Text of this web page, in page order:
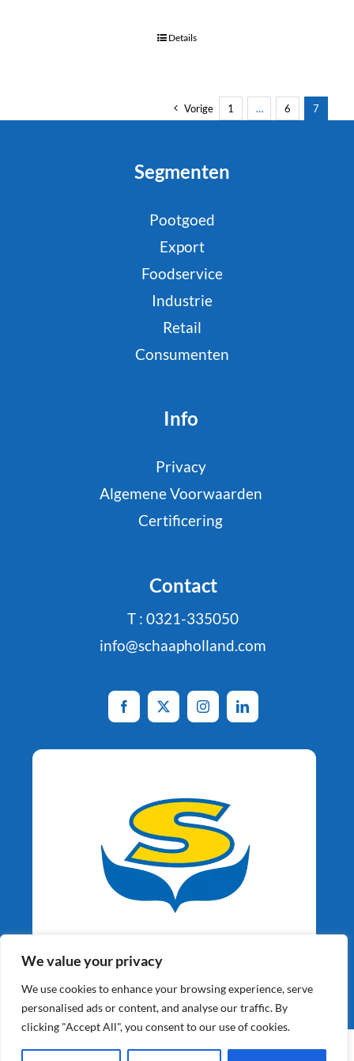
We value your privacy
We use cookies to enhance your browsing experience, serve
personalised ads or content, and analyse our traffic. By
clicking "Accept All", you consent to our use of cookies.
Details
Vorige 1 … 6 7
Segmenten
Pootgoed
Export
Foodservice
Industrie
Retail
Consumenten
Info
Privacy
Algemene Voorwaarden
Certificering
Contact
T : 0321-335050
info@schaapholland.com
©2026 Schaap Holland BV | Alle Rechten Voorbehouden |